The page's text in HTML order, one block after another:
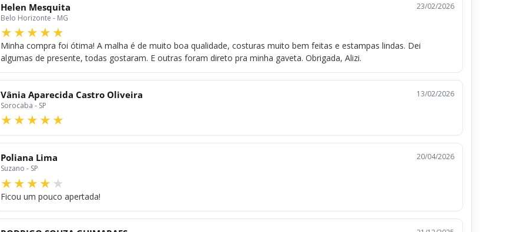
Helen Mesquita
Belo Horizonte - MG
23/02/2026
Minha compra foi ótima! A malha é de muito boa qualidade, costuras muito bem feitas e estampas lindas. Dei
algumas de presente, todas gostaram. E outras foram direto pra minha gaveta. Obrigada, Alizi.
Vânia Aparecida Castro Oliveira
Sorocaba - SP
13/02/2026
Poliana Lima
Suzano - SP
20/04/2026
Ficou um pouco apertada!